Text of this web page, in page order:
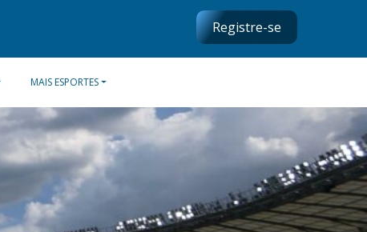
Registre-se
MAIS ESPORTES